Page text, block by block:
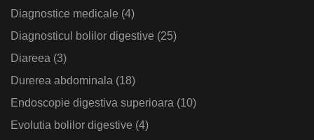
Diagnostice medicale (4)
Diagnosticul bolilor digestive (25)
Diareea (3)
Durerea abdominala (18)
Endoscopie digestiva superioara (10)
Evolutia bolilor digestive (4)